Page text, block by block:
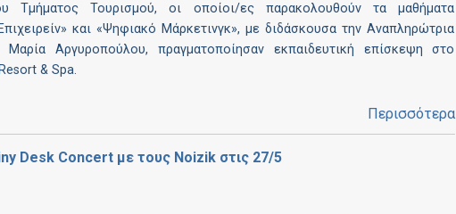
Τμήματος Τουρισμού, οι οποίοι/ες παρακολουθούν τα μαθήματα
και «Ψηφιακό Μάρκετινγκ», με διδάσκουσα την Αναπληρώτρια
Μαρία Αργυροπούλου, πραγματοποίησαν εκπαιδευτική επίσκεψη στο
& Spa.
Περισσότερα
Desk Concert με τους Noizik στις 27/5